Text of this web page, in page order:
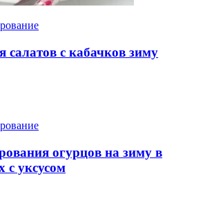
салатов с кабачков зиму
огурцов на зиму в
с уксусом